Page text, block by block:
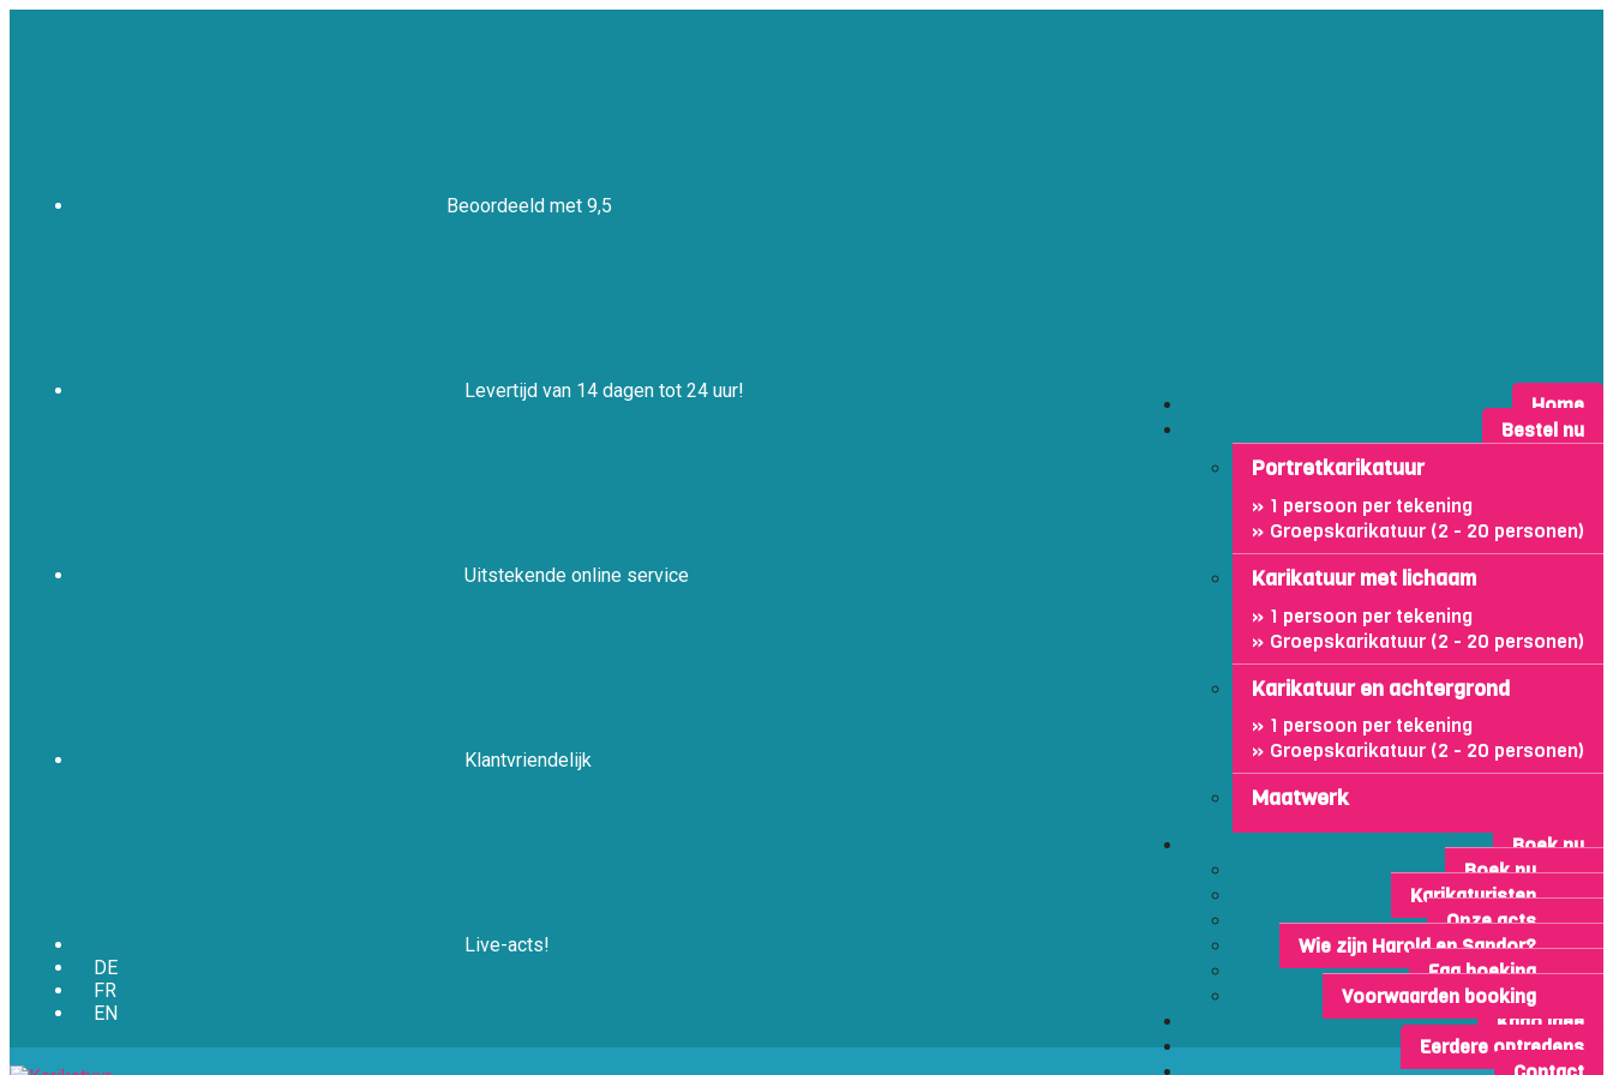
Beoordeeld met 9,5
Levertijd van 14 dagen tot 24 uur!
Uitstekende online service
Klantvriendelijk
Live-acts!
DE
FR
EN
Home
Bestel nu
Portretkarikatuur
1 persoon per tekening
Groepskarikatuur (2 - 20 personen)
Karikatuur met lichaam
1 persoon per tekening
Groepskarikatuur (2 - 20 personen)
Karikatuur en achtergrond
1 persoon per tekening
Groepskarikatuur (2 - 20 personen)
Maatwerk
Boek nu
Boek nu
Karikaturisten
Onze acts
Wie zijn Harold en Sandor?
Faq boeking
Voorwaarden booking
Kado idee
Eerdere optredens